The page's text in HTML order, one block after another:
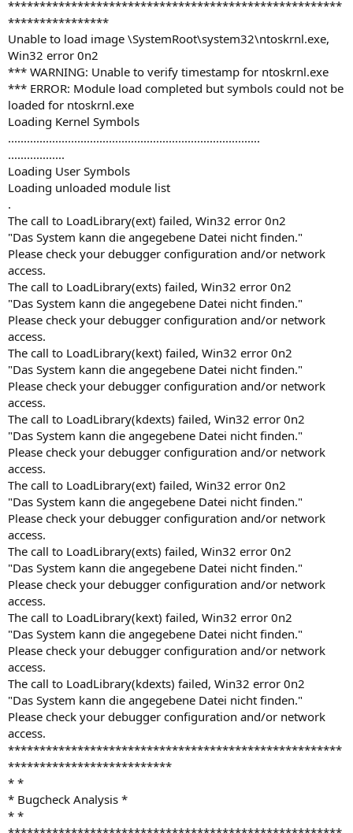
*****************************************************
****************
Unable to load image \SystemRoot\system32\ntoskrnl.exe,
Win32 error 0n2
*** WARNING: Unable to verify timestamp for ntoskrnl.exe
*** ERROR: Module load completed but symbols could not be
loaded for ntoskrnl.exe
Loading Kernel Symbols
................................................................................
..................
Loading User Symbols
Loading unloaded module list
.
The call to LoadLibrary(ext) failed, Win32 error 0n2
"Das System kann die angegebene Datei nicht finden."
Please check your debugger configuration and/or network
access.
The call to LoadLibrary(exts) failed, Win32 error 0n2
"Das System kann die angegebene Datei nicht finden."
Please check your debugger configuration and/or network
access.
The call to LoadLibrary(kext) failed, Win32 error 0n2
"Das System kann die angegebene Datei nicht finden."
Please check your debugger configuration and/or network
access.
The call to LoadLibrary(kdexts) failed, Win32 error 0n2
"Das System kann die angegebene Datei nicht finden."
Please check your debugger configuration and/or network
access.
The call to LoadLibrary(ext) failed, Win32 error 0n2
"Das System kann die angegebene Datei nicht finden."
Please check your debugger configuration and/or network
access.
The call to LoadLibrary(exts) failed, Win32 error 0n2
"Das System kann die angegebene Datei nicht finden."
Please check your debugger configuration and/or network
access.
The call to LoadLibrary(kext) failed, Win32 error 0n2
"Das System kann die angegebene Datei nicht finden."
Please check your debugger configuration and/or network
access.
The call to LoadLibrary(kdexts) failed, Win32 error 0n2
"Das System kann die angegebene Datei nicht finden."
Please check your debugger configuration and/or network
access.
*****************************************************
**************************
* *
* Bugcheck Analysis *
* *